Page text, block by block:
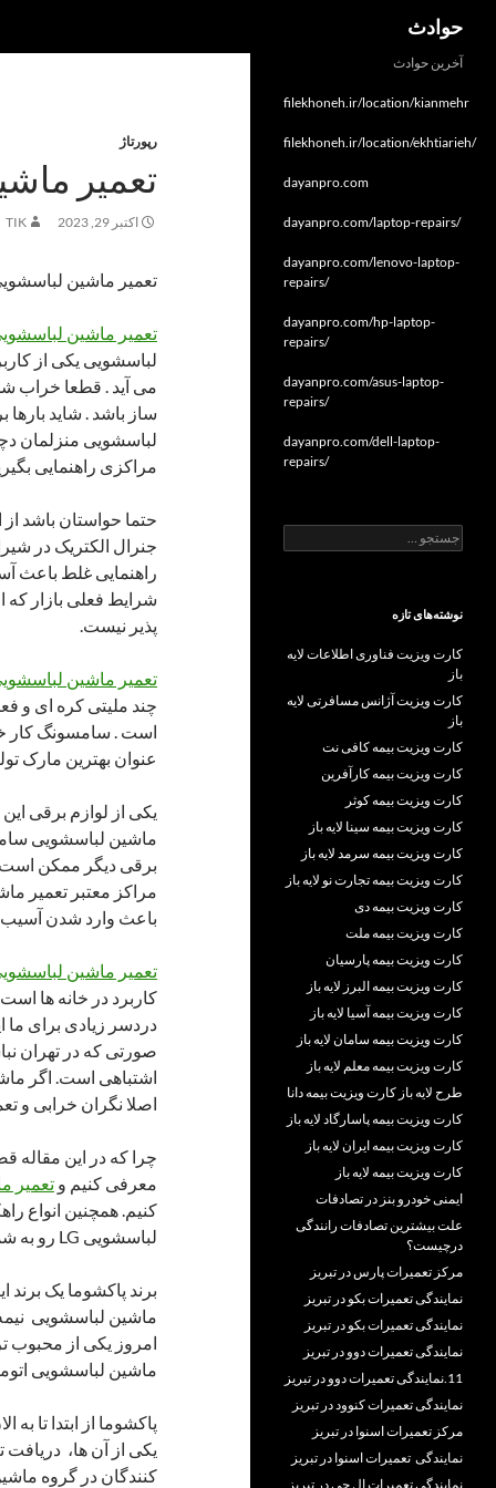
رفتن
حوادث
رپورتاژ
تعمیر
اکتبر 29, 2023 TIK
تعمیر ماشین
تعمیر ماشین
لباسشویی یکی از
می آید . قطعا خراب
ساز باشد . شاید
لباسشویی منزلمان
مراکزی راهنمایی
حتما حواستان باشد
جنرال الکتریک در
راهنمایی غلط باعث
شرایط فعلی بازار
پذیر نیست.
تعمیر ماشین
چند ملیتی کره ای و
عنوان بهترین مارک
یکی از لوازم برقی
ماشین لباسشویی
برقی دیگر ممکن
مراکز معتبر تعمیر
باعث وارد شدن
تعمیر ماشین
کاربرد در خانه ها
دردسر زیادی برای ما
صورتی که در تهران
اصلا نگران خرابی و
چرا که در این مقاله
معرفی کنیم و تعمیر
کنیم. همچنین انواع
لباسشویی LG رو به شما معرفی کنیم.
ماشین لباسشویی
امروز یکی از محبوب
ماشین لباسشویی
پاکشوما از ابتدا تا
یکی از آن ها،
آخرین حوادث
filekhoneh.ir/location/kianmehr
filekhoneh.ir/location/ekhtiarieh/
dayanpro.com
dayanpro.com/laptop-repairs/
dayanpro.com/lenovo-laptop-
repairs/
dayanpro.com/hp-laptop-
repairs/
dayanpro.com/asus-laptop-
repairs/
dayanpro.com/dell-laptop-
repairs/
جستجو
برای:
نوشته‌های تازه
کارت ویزیت فناوری اطلاعات لایه
باز
کارت ویزیت آژانس مسافرتی لایه
باز
کارت ویزیت بیمه کافی نت
کارت ویزیت بیمه کارآفرین
کارت ویزیت بیمه کوثر
کارت ویزیت بیمه سینا لایه باز
کارت ویزیت بیمه سرمد لایه باز
کارت ویزیت بیمه تجارت نو لایه باز
کارت ویزیت بیمه دی
کارت ویزیت بیمه ملت
کارت ویزیت بیمه پارسیان
کارت ویزیت بیمه البرز لایه باز
کارت ویزیت بیمه آسیا لایه باز
کارت ویزیت بیمه سامان لایه باز
کارت ویزیت بیمه معلم لایه باز
طرح لایه باز کارت ویزیت بیمه دانا
کارت ویزیت بیمه پاسارگاد لایه باز
کارت ویزیت بیمه ایران لایه باز
کارت ویزیت بیمه لایه باز
ایمنی خودرو بنز در تصادفات
علت بیشترین تصادفات رانندگی
درچیست؟
مرکز تعمیرات پارس در تبریز
نمایندگی تعمیرات بکو در تبریز
نمایندگی تعمیرات بکو در تبریز
نمایندگی تعمیرات دوو در تبریز
11.نمایندگی تعمیرات دوو در تبریز
نمایندگی تعمیرات کنوود در تبریز
مرکز تعمیرات اسنوا در تبریز
نمایندگی تعمیرات اسنوا در تبریز
نمایندگی تعمیرات ال جی در تبریز